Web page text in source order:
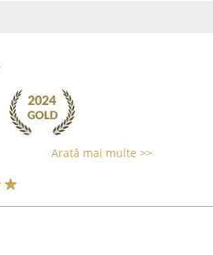
Arată mai multe >>